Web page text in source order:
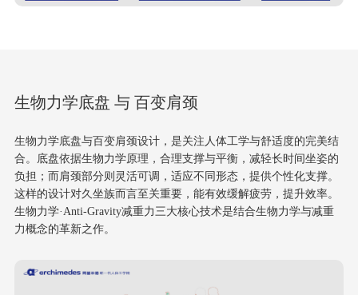
生物力学底盘 与 百变肩颈
生物力学底盘与百变肩颈设计，是关注人体工学与舒适度的完美结
合。底盘依据生物力学原理，合理支撑与平衡，减轻长时间坐姿的
负担；而肩颈部分则灵活可调，适应不同形态，提供个性化支撑。
这样的设计对久坐族而言至关重要，能有效缓解疲劳，提升效率。
生物力学·Anti-Gravity减重力三大核心技术是结合生物力学与减重
力概念的革新之作。